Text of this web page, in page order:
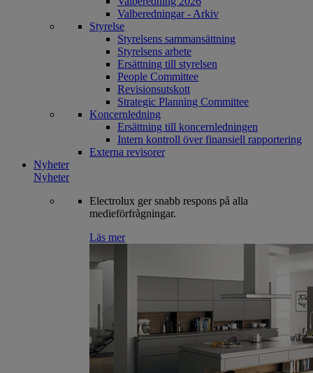
Valberedningar - Arkiv
Styrelse
Styrelsens sammansättning
Styrelsens arbete
Ersättning till styrelsen
People Committee
Revisionsutskott
Strategic Planning Committee
Koncernledning
Ersättning till koncernledningen
Intern kontroll över finansiell rapportering
Externa revisorer
Nyheter
Nyheter
Electrolux ger snabb respons på alla
medieförfrågningar.
Läs mer